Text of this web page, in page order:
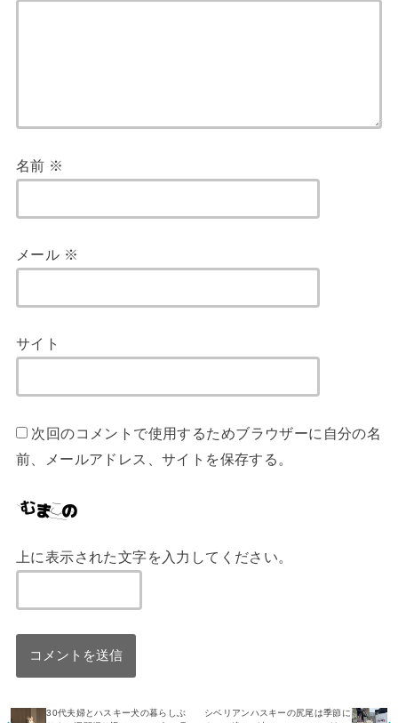
名前 ※
メール ※
サイト
次回のコメントで使用するためブラウザーに自分の名
前、メールアドレス、サイトを保存する。
上に表示された文字を入力してください。
30代夫婦とハスキー犬の暮らしぶ
シベリアンハスキーの尻尾は季節に